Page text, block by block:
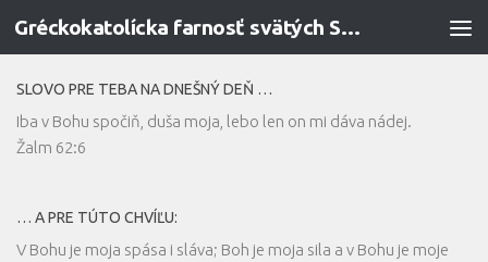
Preskočiť na obsah Gréckokatolícka farnosť svätých Sedmopočetníkov v Prievidzi
SLOVO PRE TEBA NA DNEŠNÝ DEŇ …
Iba v Bohu spočiň, duša moja, lebo len on mi dáva nádej.
Žalm 62:6
… A PRE TÚTO CHVÍĽU:
V Bohu je moja spása i sláva; Boh je moja sila a v Bohu je moje